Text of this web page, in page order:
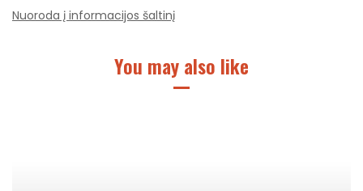
Nuoroda į informacijos šaltinį
You may also like